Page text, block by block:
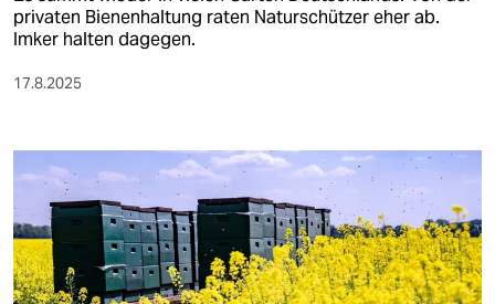
veranstaltungen
shop
unterstützen
abo
genossenschaft
epaper login
privaten Bienenhaltung raten Naturschützer eher ab.
Imker halten dagegen.
17.8.2025